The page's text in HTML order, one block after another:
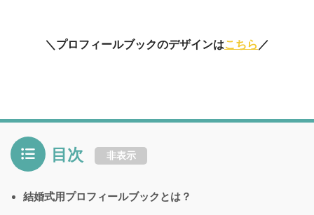
＼プロフィールブックのデザインはこちら ／
目次 非表示
結婚式用プロフィールブックとは？